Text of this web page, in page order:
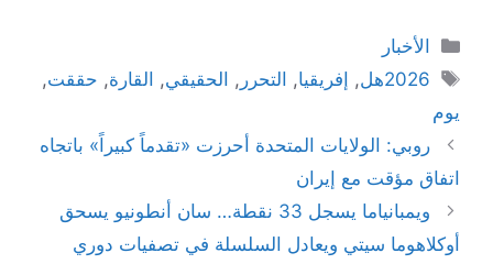
التصنيفات
الأخبار
الوسوم
2026هل , إفريقيا, التحرر , الحقيقي, القارة, حققت,
يوم
روبي: الولايات المتحدة أحرزت «تقدماً كبيراً» باتجاه
اتفاق مؤقت مع إيران
ويمبانياما يسجل 33 نقطة… سان أنطونيو يسحق
أوكلاهوما سيتي ويعادل السلسلة في تصفيات دوري